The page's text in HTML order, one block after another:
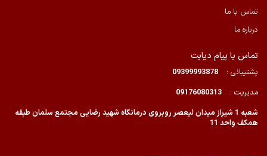
تماس با ما
درباره ما
تماس با پیام دیابت
پشتیبانی :
09399993878
مدیریت :
09176080313
شعبه 1 شیراز میدان لیعصر روبروی درمانگاه شهید رضایی مجتمع سلمان طبقه
همکف واحد 11